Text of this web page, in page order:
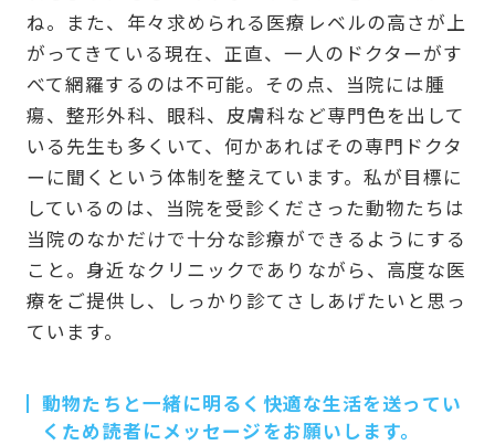
ね。また、年々求められる医療レベルの高さが上
がってきている現在、正直、一人のドクターがす
べて網羅するのは不可能。その点、当院には腫
瘍、整形外科、眼科、皮膚科など専門色を出して
いる先生も多くいて、何かあればその専門ドクタ
ーに聞くという体制を整えています。私が目標に
しているのは、当院を受診くださった動物たちは
当院のなかだけで十分な診療ができるようにする
こと。身近なクリニックでありながら、高度な医
療をご提供し、しっかり診てさしあげたいと思っ
ています。
動物たちと一緒に明るく快適な生活を送ってい
くため読者にメッセージをお願いします。